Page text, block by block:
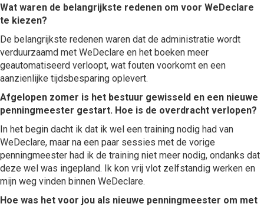
Wat waren de belangrijkste redenen om voor WeDeclare
te kiezen?
De belangrijkste redenen waren dat de administratie wordt
verduurzaamd met WeDeclare en het boeken meer
geautomatiseerd verloopt, wat fouten voorkomt en een
aanzienlijke tijdsbesparing oplevert.
Afgelopen zomer is het bestuur gewisseld en een nieuwe
penningmeester gestart. Hoe is de overdracht verlopen?
In het begin dacht ik dat ik wel een training nodig had van
WeDeclare, maar na een paar sessies met de vorige
penningmeester had ik de training niet meer nodig, ondanks dat
deze wel was ingepland. Ik kon vrij vlot zelfstandig werken en
mijn weg vinden binnen WeDeclare.
Hoe was het voor jou als nieuwe penningmeester om met